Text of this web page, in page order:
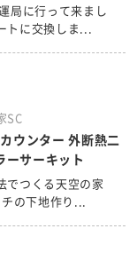
局に行って来まし
トに交換しま...
SC
ウンター 外断熱二
ーサーキット
でつくる天空の家
の下地作り...